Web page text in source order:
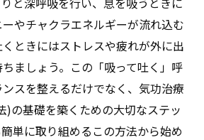
啓気功治療や療法)を続けるため
ション維持のコツ
功治療(天啓気功治療や療法)を習
めのタイムマネジメント
啓気功治療や療法)を日常生活に
ための工夫
やチャクラエネルギーが流れ込む
ときにはストレスや疲れが外に出
ましょう。この「吸って吐く」呼
スを整えるだけでなく、気功治療
)の基礎を築くための大切なステッ
単に取り組めるこの方法から始め